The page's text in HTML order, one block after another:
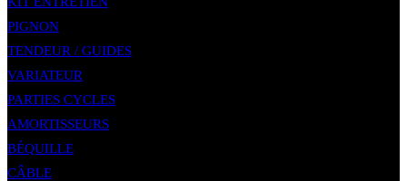
PIGNON
TENDEUR / GUIDES
VARIATEUR
PARTIES CYCLES
AMORTISSEURS
BÉQUILLE
CÂBLE